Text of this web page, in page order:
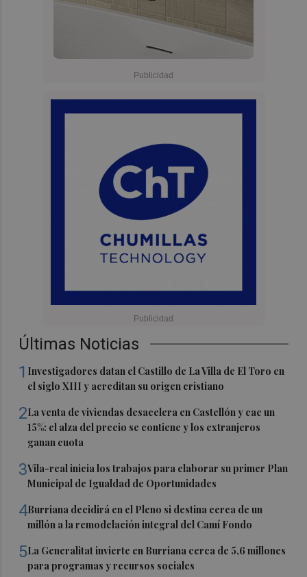
Últimas Noticias
1 Investigadores datan el Castillo de La Villa de El Toro en
el siglo XIII y acreditan su origen cristiano
2La venta de viviendas desacelera en Castellón y cae un
15%: el alza del precio se contiene y los extranjeros
ganan cuota
3Vila-real inicia los trabajos para elaborar su primer Plan
Municipal de Igualdad de Oportunidades
4Burriana decidirá en el Pleno si destina cerca de un
millón a la remodelación integral del Camí Fondo
5La Generalitat invierte en Burriana cerca de 5,6 millones
para programas y recursos sociales